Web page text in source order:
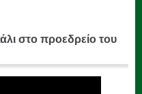
στο προεδρείο του